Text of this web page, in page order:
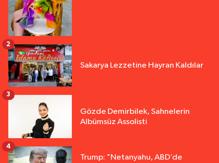
Sakarya Lezzetine Hayran Kaldılar
2
Gözde Demirbilek, Sahnelerin
Albümsüz Assolisti
3
Trump: "Netanyahu, ABD’de
4